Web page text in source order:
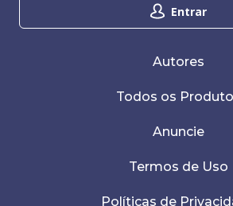
Entrar
Autores
Todos os
Anuncie
Termos de Uso
Políticas de